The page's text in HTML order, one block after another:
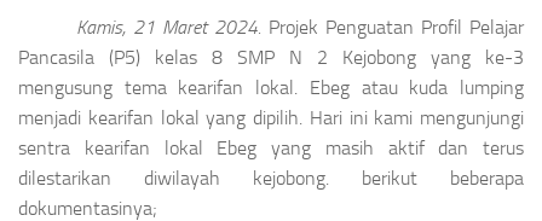
Kamis, 21 Maret 2024. Projek Penguatan Profil Pelajar
Pancasila (P5) kelas 8 SMP N 2 Kejobong yang ke-3
mengusung tema kearifan lokal. Ebeg atau kuda lumping
menjadi kearifan lokal yang dipilih. Hari ini kami mengunjungi
sentra kearifan lokal Ebeg yang masih aktif dan terus
dilestarikan diwilayah kejobong. berikut beberapa
dokumentasinya;